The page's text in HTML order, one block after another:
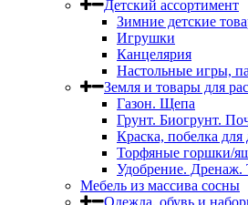
Детский ассортимент
Зимние детские
Игрушки
Канцелярия
Настольные игры,
Земля и товары для
Газон. Щепа
Грунт. Биогрунт.
Краска, побелка для
Торфяные горшки/
Удобрение. Дренаж.
Мебель из массива сосны
Одежда, обувь и